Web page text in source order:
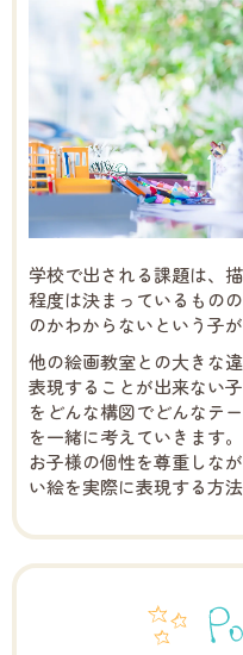
学校で出される課題は、
程度は決まっているもの
のかわからないという子
他の絵画教室との大きな
表現することが出来ない
をどんな構図でどんなテ
を一緒に考えていきます。
お子様の個性を尊重しな
い絵を実際に表現する方